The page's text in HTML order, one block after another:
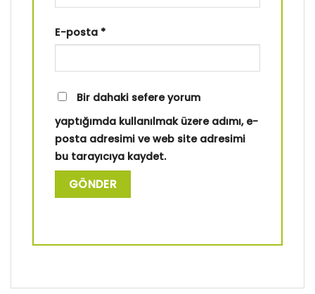
E-posta *
Bir dahaki sefere yorum
yaptığımda kullanılmak üzere adımı, e-
posta adresimi ve web site adresimi
bu tarayıcıya kaydet.